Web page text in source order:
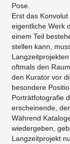
Pose.
Erst das
eigentliche Werk
einem Teil
stellen kann,
oftmals den
den Kurator vor
besondere
Porträtfotografie
erscheinende,
Während
wiedergeben,
Langzeitprojekt